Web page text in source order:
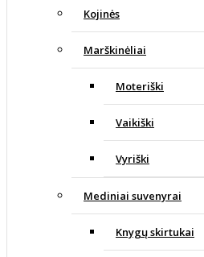
Kojinės
Marškinėliai
Moteriški
Vaikiški
Vyriški
Mediniai suvenyrai
Knygų skirtukai